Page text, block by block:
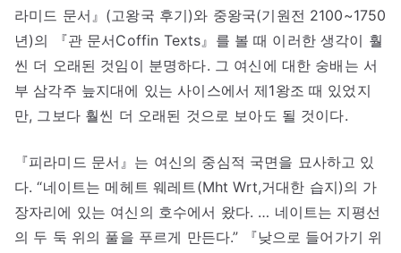
라미드 문서』(고왕국 후기)와 중왕국(기원전 2100~1750
년)의 『관 문서Coffin Texts』를 볼 때 이러한 생각이 훨
씬 더 오래된 것임이 분명하다. 그 여신에 대한 숭배는 서
부 삼각주 늪지대에 있는 사이스에서 제1왕조 때 있었지
만, 그보다 훨씬 더 오래된 것으로 보아도 될 것이다.
『피라미드 문서』는 여신의 중심적 국면을 묘사하고 있
다. “네이트는 메헤트 웨레트(Mht Wrt,거대한 습지)의 가
장자리에 있는 여신의 호수에서 왔다. … 네이트는 지평선
의 두 둑 위의 풀을 푸르게 만든다.” 『낮으로 들어가기 위